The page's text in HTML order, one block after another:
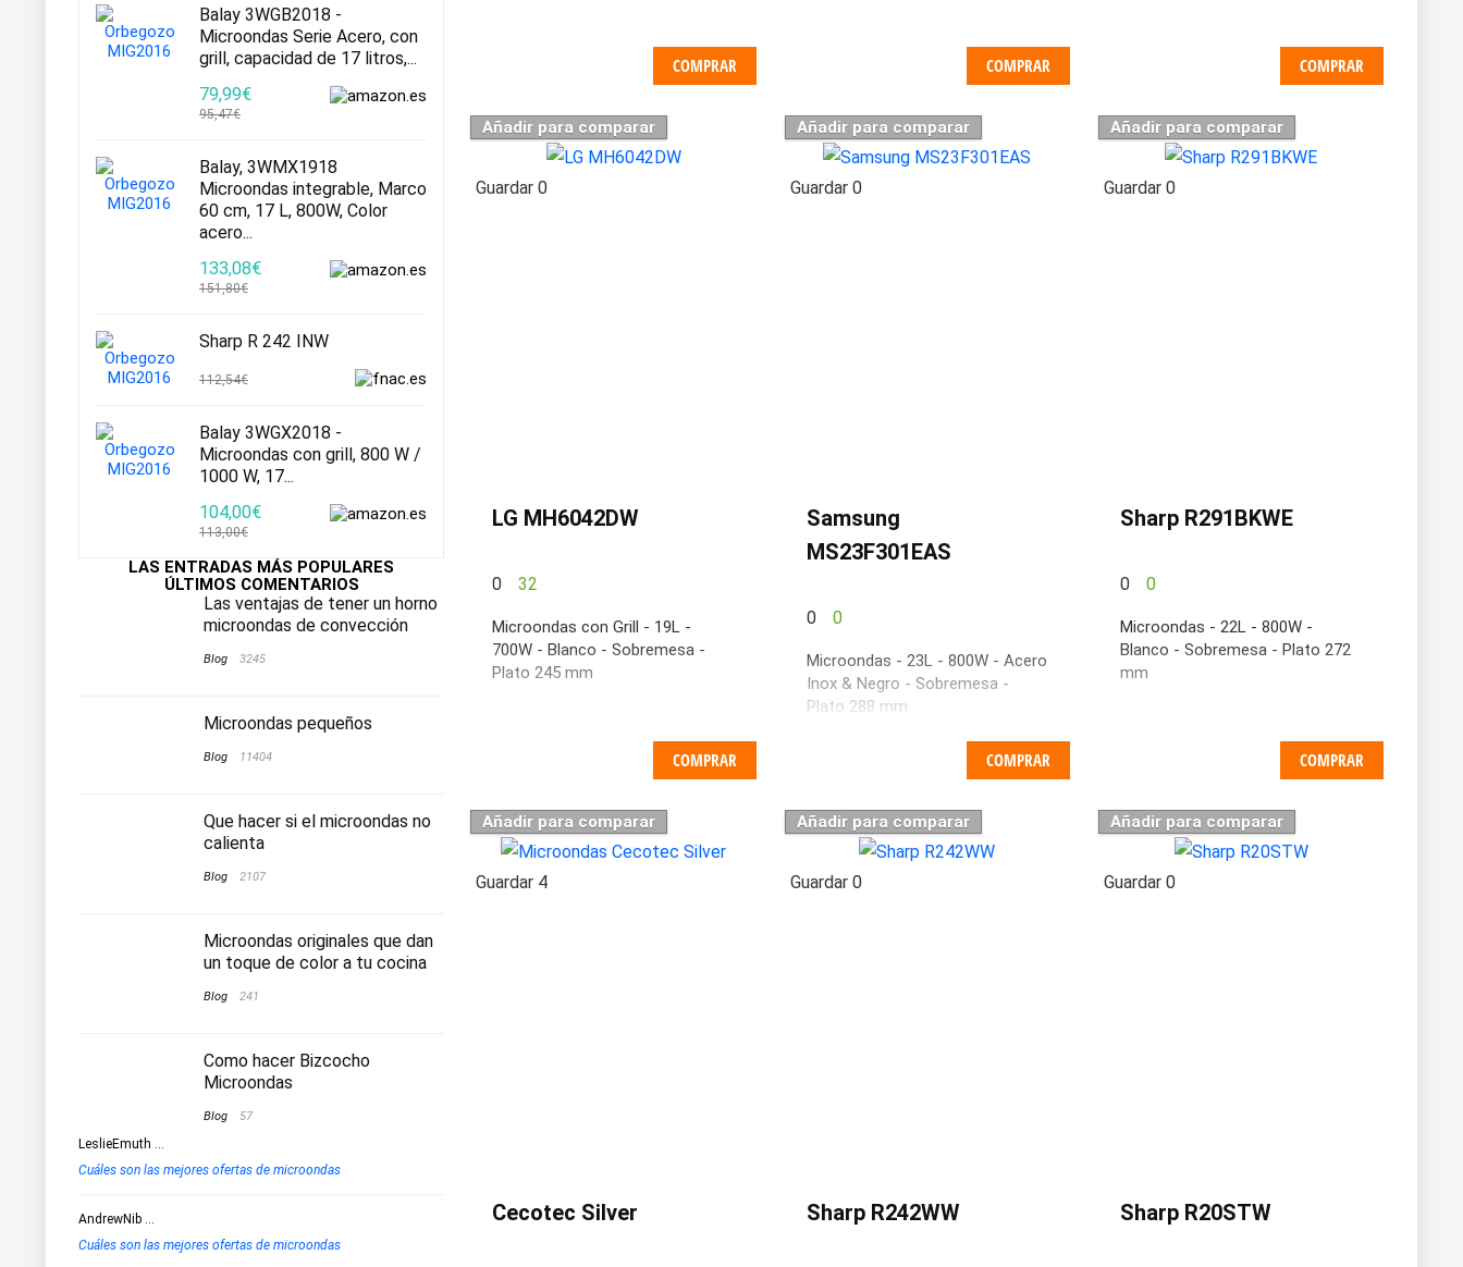
Balay 3WGB2018 -
Microondas Serie Acero, con
grill, capacidad de 17 litros,...
79,99€
95,47€
Balay, 3WMX1918
Microondas integrable, Marco
60 cm, 17 L, 800W, Color
acero...
133,08€
151,80€
Sharp R 242 INW
112,54€
Balay 3WGX2018 -
Microondas con grill, 800 W /
1000 W, 17...
104,00€
113,00€
LAS ENTRADAS MÁS POPULARES
ÚLTIMOS COMENTARIOS
Las ventajas de tener un horno
microondas de convección
Blog 3245
Microondas pequeños
Blog 11404
Que hacer si el microondas no
calienta
Blog 2107
Microondas originales que dan
un toque de color a tu cocina
Blog 241
Como hacer Bizcocho
Microondas
Blog 57
LeslieEmuth ...
Cuáles son las mejores ofertas de microondas
AndrewNib ...
Cuáles son las mejores ofertas de microondas
COMPRAR COMPRAR COMPRAR
Añadir para comparar
Guardar 0
LG MH6042DW
0 32
Microondas con Grill - 19L -
700W - Blanco - Sobremesa -
Plato 245 mm
COMPRAR
Añadir para comparar
Guardar 0
Samsung
MS23F301EAS
0 0
Microondas - 23L - 800W - Acero
Inox & Negro - Sobremesa -
Plato 288 mm
COMPRAR
Añadir para comparar
Guardar 0
Sharp R291BKWE
0 0
Microondas - 22L - 800W -
Blanco - Sobremesa - Plato 272
mm
COMPRAR
Añadir para comparar
Guardar 4
Cecotec Silver
Añadir para comparar
Guardar 0
Sharp R242WW
Añadir para comparar
Guardar 0
Sharp R20STW